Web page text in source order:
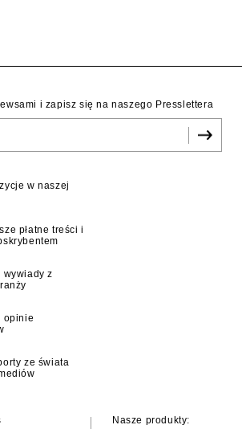
i zapisz się na naszego Presslettera
w naszej
płatne treści i
wywiady z
opinie
ze świata
Nasze produkty: